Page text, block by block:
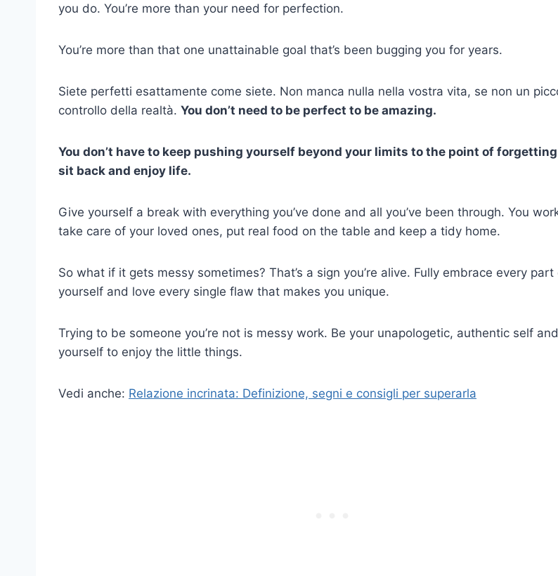
you do. You’re more than your need for perfection.
You’re more than that one unattainable goal that’s been bugging you for years.
Siete perfetti esattamente come siete. Non manca nulla nella vostra vita, se non un
controllo della realtà. You don’t need to be perfect to be amazing.
You don’t have to keep pushing yourself beyond your limits to the point of
sit back and enjoy life.
Give yourself a break with everything you’ve done and all you’ve been through. You
take care of your loved ones, put real food on the table and keep a tidy home.
So what if it gets messy sometimes? That’s a sign you’re alive. Fully embrace every part
yourself and love every single flaw that makes you unique.
Trying to be someone you’re not is messy work. Be your unapologetic, authentic self
yourself to enjoy the little things.
Vedi anche: Relazione incrinata: Definizione, segni e consigli per superarla